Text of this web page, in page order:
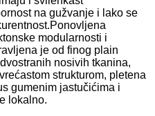
na gužvanje i lako se
modularnosti i
je od finog plain
nosivih tkanina,
strukturom, pletena
gumenim jastučićima i
lokalno.